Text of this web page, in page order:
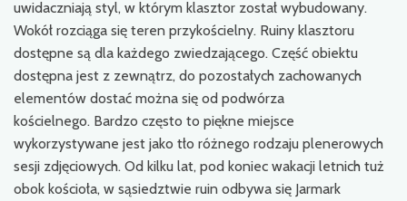
uwidaczniają styl, w którym klasztor został wybudowany.
Wokół rozciąga się teren przykościelny. Ruiny klasztoru
dostępne są dla każdego zwiedzającego. Część obiektu
dostępna jest z zewnątrz, do pozostałych zachowanych
elementów dostać można się od podwórza
kościelnego. Bardzo często to piękne miejsce
wykorzystywane jest jako tło różnego rodzaju plenerowych
sesji zdjęciowych. Od kilku lat, pod koniec wakacji letnich tuż
obok kościoła, w sąsiedztwie ruin odbywa się Jarmark